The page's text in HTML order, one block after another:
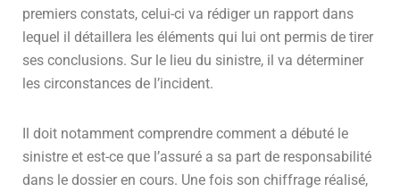
premiers constats, celui-ci va rédiger un rapport dans
lequel il détaillera les éléments qui lui ont permis de tirer
ses conclusions. Sur le lieu du sinistre, il va déterminer
les circonstances de l’incident.
Il doit notamment comprendre comment a débuté le
sinistre et est-ce que l’assuré a sa part de responsabilité
dans le dossier en cours. Une fois son chiffrage réalisé,